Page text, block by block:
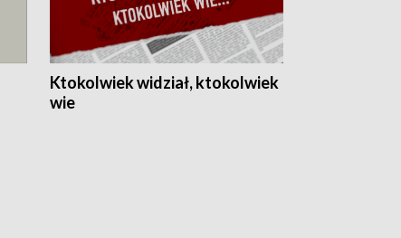
Ktokolwiek widział, ktokolwiek
wie